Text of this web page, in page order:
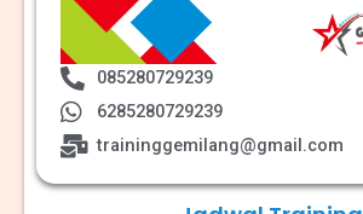
085280729239
6285280729239
traininggemilang@gmail.com